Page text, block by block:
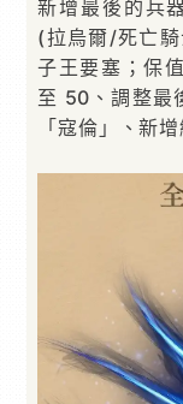
新增最後的兵
(拉烏爾/死亡
子王要塞；保
至 50、調整最
「寇倫」、新